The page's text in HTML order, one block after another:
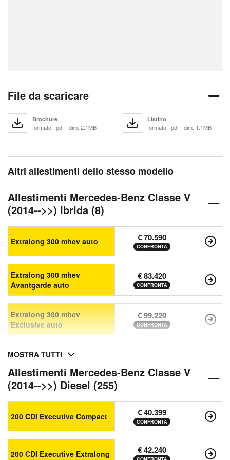
File da scaricare
Brochure
formato: .pdf - dim: 2.1MB
Listino
formato: .pdf - dim: 1.1MB
Altri allestimenti dello stesso modello
Allestimenti Mercedes-Benz Classe V
(2014-->>) Ibrida (8)
Extralong 300 mhev auto € 70.590
CONFRONTA
Extralong 300 mhev
Avantgarde auto
€ 83.420
CONFRONTA
Extralong 300 mhev
Exclusive auto
€ 99.220
CONFRONTA
MOSTRA TUTTI
Allestimenti Mercedes-Benz Classe V
(2014-->>) Diesel (255)
200 CDI Executive Compact € 40.399
CONFRONTA
200 CDI Executive Extralong € 42.240